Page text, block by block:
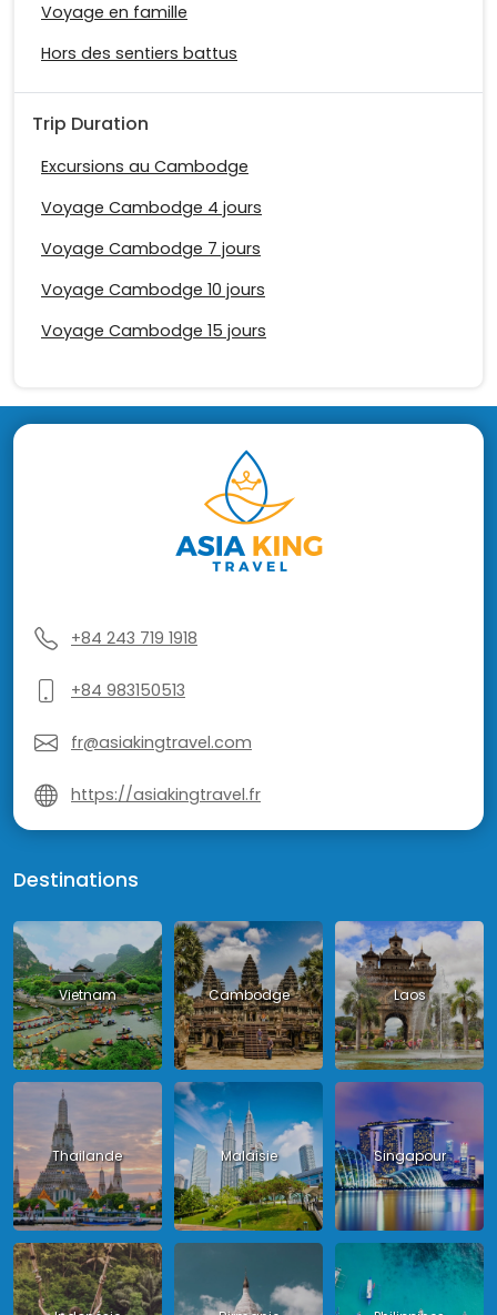
Voyage en famille
Hors des sentiers battus
Trip Duration
Excursions au Cambodge
Voyage Cambodge 4 jours
Voyage Cambodge 7 jours
Voyage Cambodge 10 jours
Voyage Cambodge 15 jours
+84 243 719 1918
+84 983150513
fr@asiakingtravel.com
https://asiakingtravel.fr
Destinations
Vietnam Cambodge Laos
Thailande Malaisie Singapour